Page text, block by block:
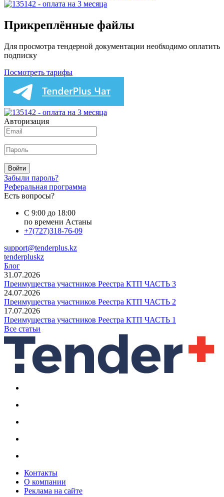
Прикреплённые файлы
Для просмотра тендерной документации необходимо оплатить
подписку
Посмотреть тарифы
Авторизация
Войти
Забыли пароль?
Реферальная программа
Есть вопросы?
С 9:00 до 18:00
по времени Астаны
+7(727)318-76-09
support@tenderplus.kz
tenderpluskz
Блог
31.07.2026
Преимущества участников Реестра КТП ЧАСТЬ 3
24.07.2026
Преимущества участников Реестра КТП ЧАСТЬ 2
17.07.2026
Преимущества участников Реестра КТП ЧАСТЬ 1
Все статьи
Контакты
О компании
Реклама на сайте